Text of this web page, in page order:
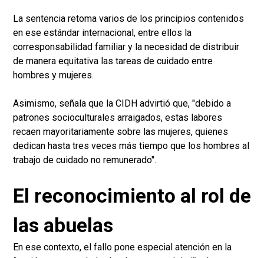
La sentencia retoma varios de los principios contenidos
en ese estándar internacional, entre ellos la
corresponsabilidad familiar y la necesidad de distribuir
de manera equitativa las tareas de cuidado entre
hombres y mujeres.
Asimismo, señala que la CIDH advirtió que, "debido a
patrones socioculturales arraigados, estas labores
recaen mayoritariamente sobre las mujeres, quienes
dedican hasta tres veces más tiempo que los hombres al
trabajo de cuidado no remunerado".
El reconocimiento al rol de
las abuelas
En ese contexto, el fallo pone especial atención en la